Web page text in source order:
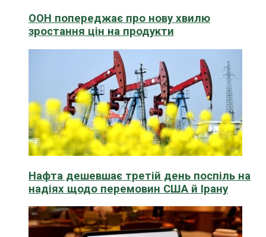
ООН попереджає про нову хвилю
зростання цін на продукти
Нафта дешевшає третій день поспіль на
надіях щодо перемовин США й Ірану